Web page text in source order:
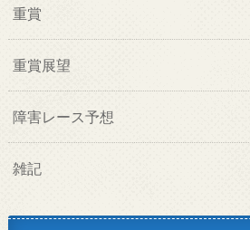
重賞
重賞展望
障害レース予想
雑記